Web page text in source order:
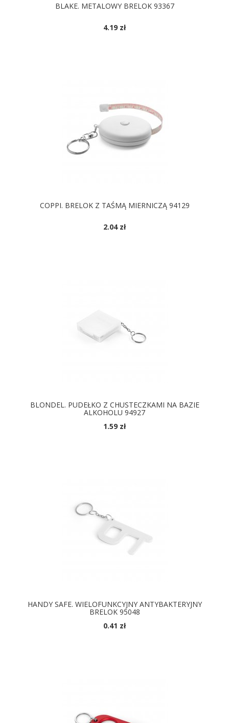
BLAKE. METALOWY BRELOK 93367
4.19 zł
COPPI. BRELOK Z TAŚMĄ MIERNICZĄ 94129
2.04 zł
BLONDEL. PUDEŁKO Z CHUSTECZKAMI NA BAZIE
ALKOHOLU 94927
1.59 zł
HANDY SAFE. WIELOFUNKCYJNY ANTYBAKTERYJNY
BRELOK 95048
0.41 zł